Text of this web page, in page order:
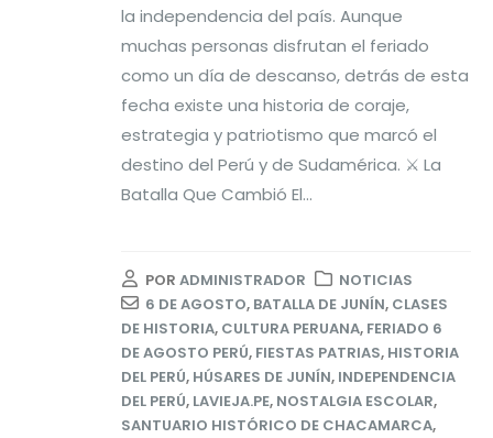
la independencia del país. Aunque
muchas personas disfrutan el feriado
como un día de descanso, detrás de esta
fecha existe una historia de coraje,
estrategia y patriotismo que marcó el
destino del Perú y de Sudamérica. ⚔️ La
Batalla Que Cambió El...
POR ADMINISTRADOR
NOTICIAS
6 DE AGOSTO, BATALLA DE JUNÍN, CLASES
DE HISTORIA, CULTURA PERUANA, FERIADO 6
DE AGOSTO PERÚ, FIESTAS PATRIAS, HISTORIA
DEL PERÚ, HÚSARES DE JUNÍN, INDEPENDENCIA
DEL PERÚ, LAVIEJA.PE, NOSTALGIA ESCOLAR,
SANTUARIO HISTÓRICO DE CHACAMARCA,